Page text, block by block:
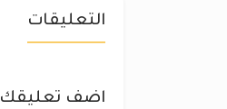
التعليقات
اضف تعليقك